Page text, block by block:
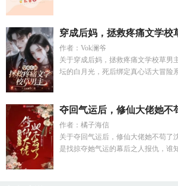
穿成后妈，拯救疼痛文学校
作者：Vok澜爷
关于穿成后妈，拯救疼痛文学校草男
坛的白月光，死后绑定真心话大冒险
夺回气运后，修仙大佬她不
作者：橘子海信
关于夺回气运后，修仙大佬她不苟了
是找掠夺她气运的幕后之人报仇，谁